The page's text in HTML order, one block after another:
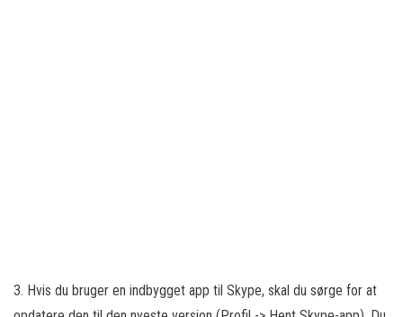
3. Hvis du bruger en indbygget app til Skype, skal du sørge for at